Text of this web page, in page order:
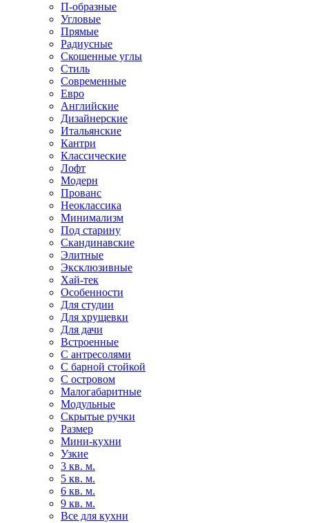
П-образные
Угловые
Прямые
Радиусные
Скошенные углы
Стиль
Современные
Евро
Английские
Дизайнерские
Итальянские
Кантри
Классические
Лофт
Модерн
Прованс
Неоклассика
Минимализм
Под старину
Скандинавские
Элитные
Эксклюзивные
Хай-тек
Особенности
Для студии
Для хрущевки
Для дачи
Встроенные
С антресолями
С барной стойкой
С островом
Малогабаритные
Модульные
Скрытые ручки
Размер
Мини-кухни
Узкие
3 кв. м.
5 кв. м.
6 кв. м.
9 кв. м.
Все для кухни